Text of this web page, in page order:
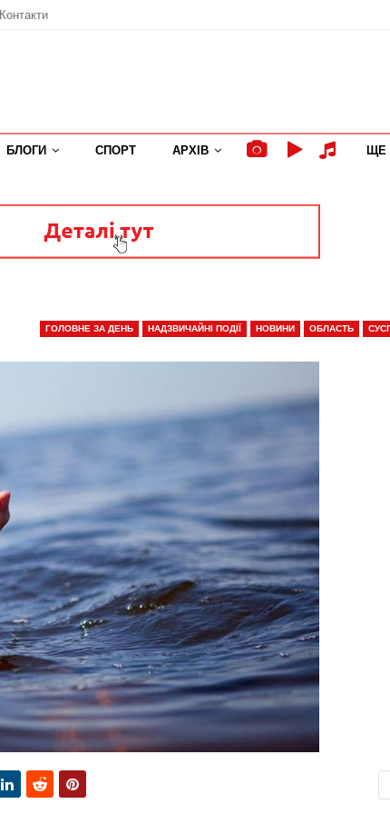
Контакти
БЛОГИ СПОРТ АРХІВ ЩЕ
ГОЛОВНЕ ЗА ДЕНЬ НАДЗВИЧАЙНІ ПОДІЇ НОВИНИ ОБЛАСТЬ